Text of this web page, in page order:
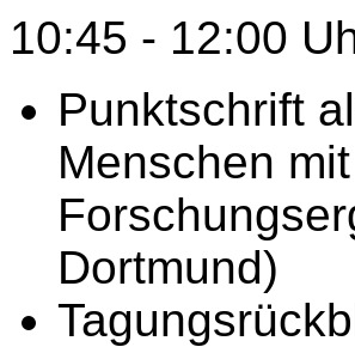
10:45 - 12:00
Punktschrift
Menschen
Dortmund)